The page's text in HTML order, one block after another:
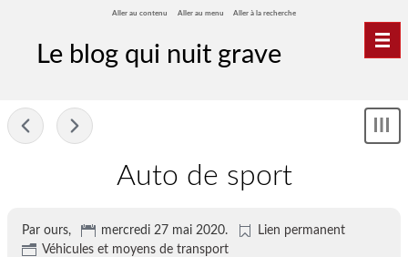
Aller au contenu Aller au menu Aller à la recherche
Le blog qui nuit grave
Auto de sport
Par ours, mercredi 27 mai 2020.
Lien permanent
Véhicules et moyens de transport